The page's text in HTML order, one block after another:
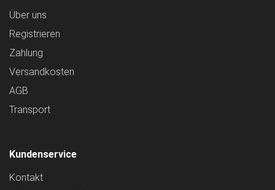
Über uns
Registrieren
Zahlung
Versandkosten
AGB
Transport
Kundenservice
Kontakt